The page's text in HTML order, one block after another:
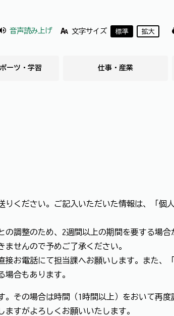
音声読み上げ 文字サイズ 標準 拡大
ーツ・学習 仕事・産業
ください。ご記入いただいた情報は、「個
調整のため、2週間以上の期間を要する場
せんので予めご了承ください。
お電話にて担当課へお願いします。また、
場合もあります。
その場合は時間（1時間以上）をおいて再
すがよろしくお願いいたします。